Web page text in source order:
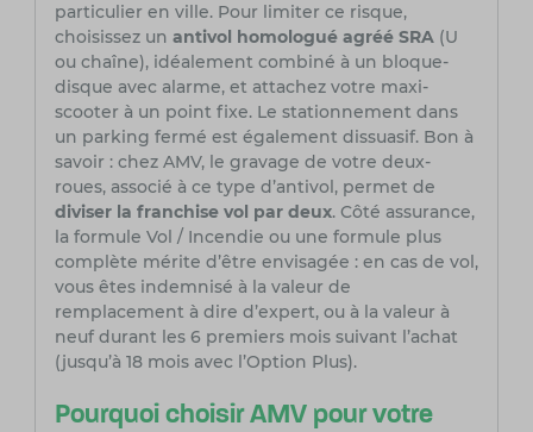
particulier en ville. Pour limiter ce risque,
choisissez un antivol homologué agréé SRA(U
ou chaîne), idéalement combiné à un bloque-
disque avec alarme, et attachez votre maxi-
scooter à un point fixe. Le stationnement dans
un parking fermé est également dissuasif. Bon à
savoir : chez AMV, le gravage de votre deux-
roues, associé à ce type d’antivol, permet de
diviser la franchise vol par deux. Côté assurance,
la formule Vol / Incendie ou une formule plus
complète mérite d’être envisagée : en cas de vol,
vous êtes indemnisé à la valeur de
remplacement à dire d’expert, ou à la valeur à
neuf durant les 6 premiers mois suivant l’achat
(jusqu’à 18 mois avec l’Option Plus).
Pourquoi choisir AMV pour votre